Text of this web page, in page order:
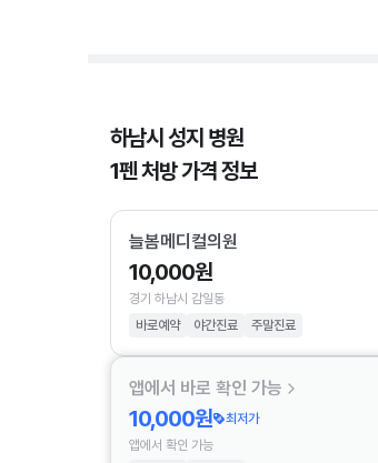
하남시 성지 병원
1펜 처방 가격 정보
늘봄메디컬의원
10,000원
경기 하남시 감일동
바로예약
야간진료 주말진료
앱에서 바로 확인 가능
10,000원
최저가
앱에서 확인 가능